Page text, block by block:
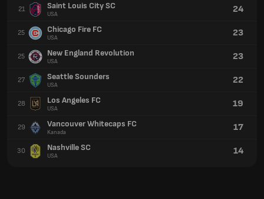
21 Saint Louis City SC
USA 24
25 Chicago Fire FC
USA 23
25 New England Revolution
USA 23
27 Seattle Sounders
USA 22
28 Los Angeles FC
USA 19
29 Vancouver Whitecaps FC
Kanada 17
30 Nashville SC
USA 14